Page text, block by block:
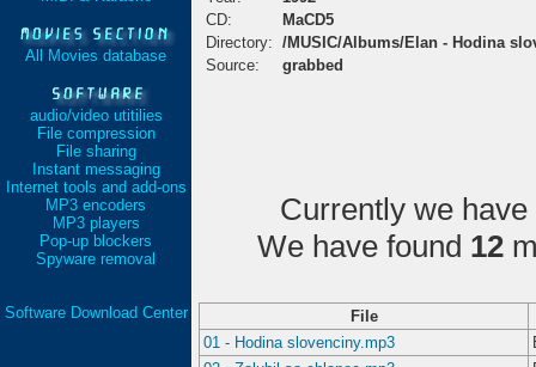
All Movies database
audio/video utitilies
File compression
File sharing
Instant messaging
Internet tools and add-ons
MP3 encoders
MP3 players
Pop-up blockers
Spyware removal
Software Download Center
CD:
MaCD5
Directory: /MUSIC/Albums/Elan - Hodina
Source:
grabbed
Currently we have
We have found 12
File
01 - Hodina slovenciny.mp3